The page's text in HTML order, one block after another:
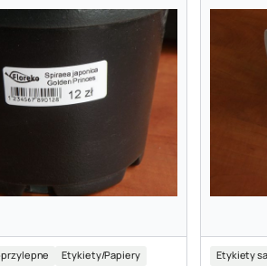
Etykiety/Papiery Etykiety